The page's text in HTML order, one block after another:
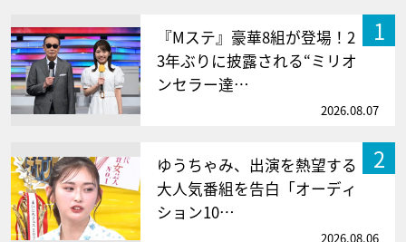
1
『Mステ』豪華8組が登場！2
3年ぶりに披露される“ミリオ
ンセラー達…
2026.08.07
2
ゆうちゃみ、出演を熱望する
大人気番組を告白「オーディ
ション10…
2026.08.06